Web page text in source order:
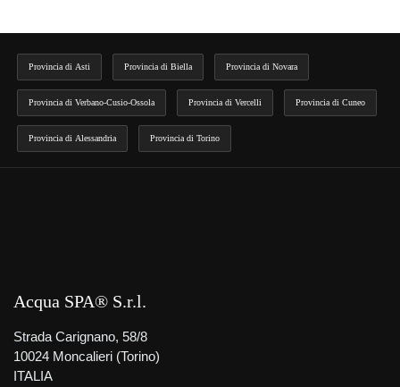
Provincia di Asti Provincia di Biella Provincia di Novara
Provincia di Verbano-Cusio-Ossola Provincia di Vercelli Provincia di Cuneo
Provincia di Alessandria Provincia di Torino
Acqua SPA® S.r.l.
Strada Carignano, 58/8
10024 Moncalieri (Torino)
ITALIA